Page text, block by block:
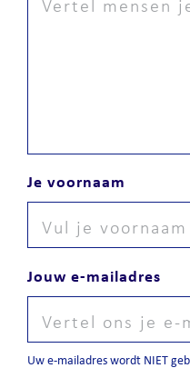
Je voornaam
Jouw e-mailadres
Uw e-mailadres wordt NIET